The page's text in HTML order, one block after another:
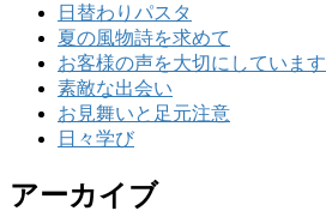
日替わりパスタ
夏の風物詩を求めて
お客様の声を大切にしています
素敵な出会い
お見舞いと足元注意
日々学び
アーカイブ